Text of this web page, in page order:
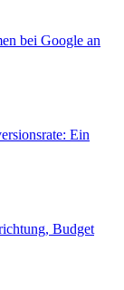
bei Google an
Ein
Budget